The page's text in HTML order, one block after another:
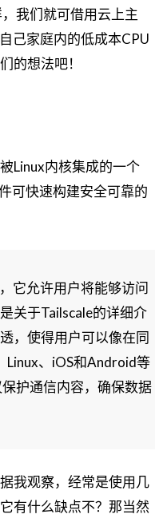
我们就可借用云上主
己家庭内的低成本CPU
的想法吧！
Linux内核集成的一个
可快速构建安全可靠的
它允许用户将能够访问
关于Tailscale的详细介
，使得用户可以像在同
Linux、iOS和Android等
护通信内容，确保数据
我观察，经常是使用几
有什么缺点不？那当然